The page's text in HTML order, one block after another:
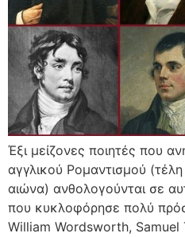
Έξι μείζονες ποιητές που
αγγλικού Ρομαντισμού
αιώνα) ανθολογούνται σε
που κυκλοφόρησε πολύ
William Wordsworth,